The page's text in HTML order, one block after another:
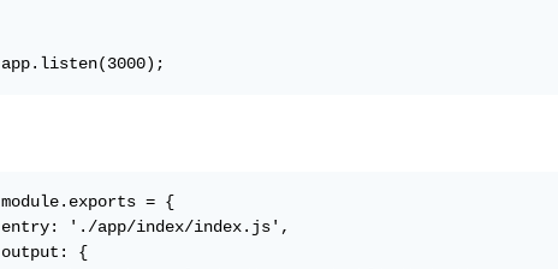
app.listen(3000);
module.exports = {
entry: './app/index/index.js',
output: {